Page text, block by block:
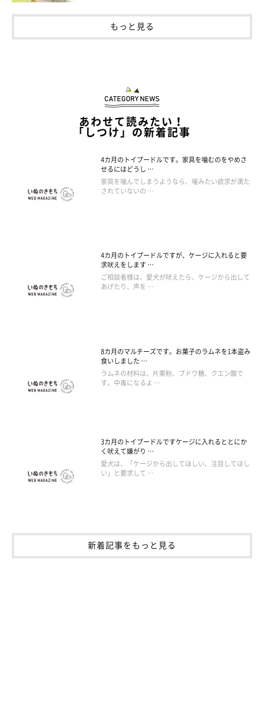
もっと見る
あわせて読みたい！
「しつけ」の新着記事
4カ月のトイプードルです。家具を噛むのをやめさ
せるにはどうし …
家具を噛んでしまうようなら、噛みたい欲求が満た
されていないの …
4カ月のトイプードルですが、ケージに入れると要
求吠えをします …
ご相談者様は、愛犬が吠えたら、ケージから出して
あげたり、声を …
8カ月のマルチーズです。お菓子のラムネを1本盗み
食いしました …
ラムネの材料は、片栗粉、ブドウ糖、クエン酸で
す。中毒になるよ …
3カ月のトイプードルですケージに入れるととにか
く吠えて嫌がり …
愛犬は、「ケージから出してほしい、注目してほし
い」と要求して …
新着記事をもっと見る